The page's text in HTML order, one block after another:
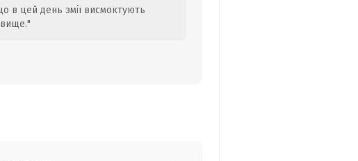
в цей день змії висмоктують